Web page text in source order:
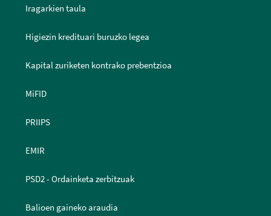
Iragarkien taula
Higiezin kredituari buruzko legea
Kapital zuriketen kontrako prebentzioa
MiFID
PRIIPS
EMIR
PSD2 - Ordainketa zerbitzuak
Balioen gaineko araudia